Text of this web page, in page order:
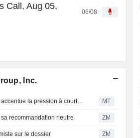
Call, Aug 05,
06/08
Inc.
MT
recommandation neutre ZM
sur le dossier ZM